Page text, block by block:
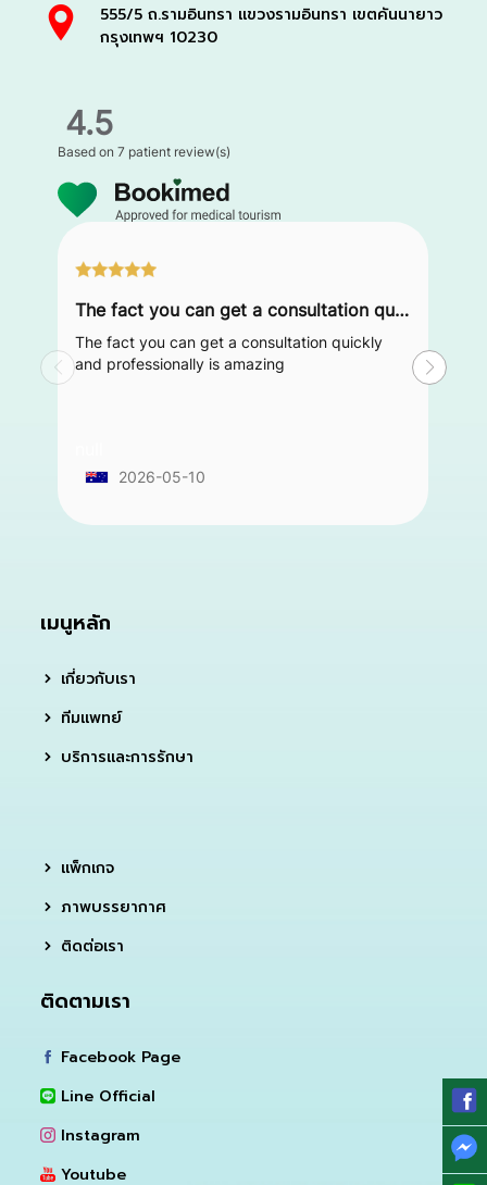
555/5 ถ.รามอินทรา แขวงรามอินทรา เขตคันนายาว
กรุงเทพฯ 10230
4.5
Based on7 patient review(s)
The fact you can get a consultation quickly and professionally is amazing
The fact you can get a consultation quickly
and professionally is amazing
2026-05-10
เมนูหลัก
เกี่ยวกับเรา
ทีมแพทย์
บริการและการรักษา
แพ็กเกจ
ภาพบรรยากาศ
ติดต่อเรา
ติดตามเรา
Facebook Page
Line Official
Instagram
Youtube